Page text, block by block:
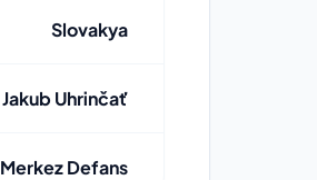
Slovakya
Jakub Uhrinčať
Merkez Defans